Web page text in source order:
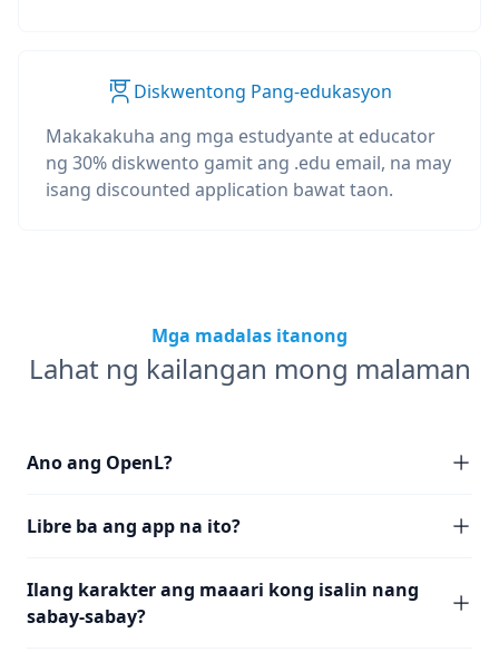
Diskwentong Pang-edukasyon
Makakakuha ang mga estudyante at educator
ng 30% diskwento gamit ang .edu email, na may
isang discounted application bawat taon.
Mga madalas itanong
Lahat ng kailangan mong malaman
Ano ang OpenL?
Libre ba ang app na ito?
Ilang karakter ang maaari kong isalin nang
sabay-sabay?